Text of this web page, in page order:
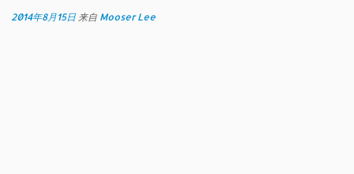
2014年8月15日 来自 Mooser Lee